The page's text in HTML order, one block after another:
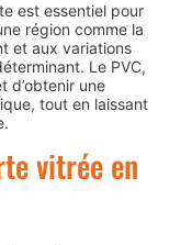
est essentiel pour
région comme la
et aux variations
Le PVC,
d’obtenir une
tout en laissant
vitrée en